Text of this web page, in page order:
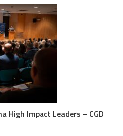
High Impact Leaders – CGD